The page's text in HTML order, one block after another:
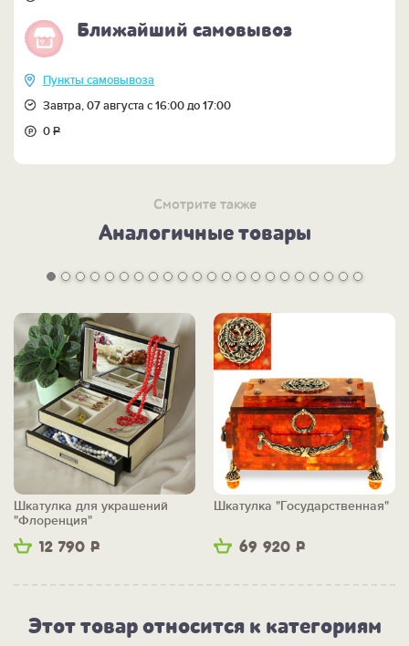
Ближайший самовывоз
Пункты самовывоза
Завтра, 07 августа с 16:00 до 17:00
0Р
Смотрите также
Аналогичные товары
12 790 Р
Шкатулка для украшений
"Флоренция"
69 920 Р
Шкатулка "Государственная"
Этот товар относится к категориям